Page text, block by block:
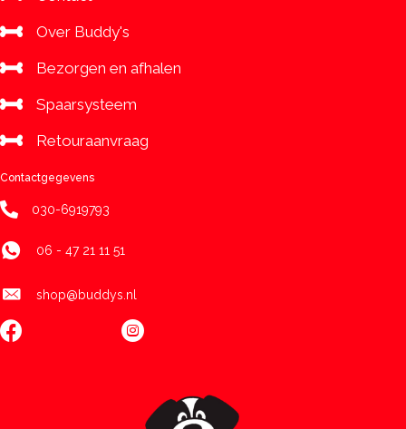
Over Buddy's
Bezorgen en afhalen
Spaarsysteem
Retouraanvraag
Contactgegevens
030-6919793
06 - 47 21 11 51
shop@buddys.nl